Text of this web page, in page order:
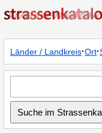
Länder / Landkreis·Ort·